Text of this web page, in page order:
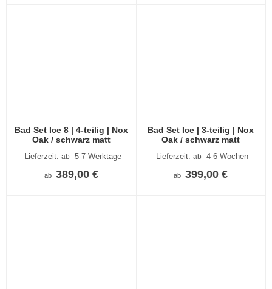
Bad Set Ice 8 | 4-teilig | Nox
Oak / schwarz matt
Lieferzeit: ab 5-7 Werktage
ab 389,00 €
Bad Set Ice | 3-teilig | Nox
Oak / schwarz matt
Lieferzeit:ab 4-6 Wochen
ab 399,00 €